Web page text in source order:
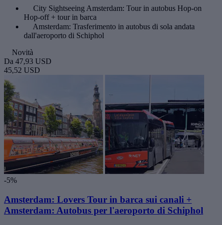
City Sightseeing Amsterdam: Tour in autobus Hop-on
Hop-off + tour in barca
Amsterdam: Trasferimento in autobus di sola andata
dall'aeroporto di Schiphol
Novità
Da 47,93 USD
45,52 USD
-5%
Amsterdam: Lovers Tour in barca sui canali +
Amsterdam: Autobus per l'aeroporto di Schiphol